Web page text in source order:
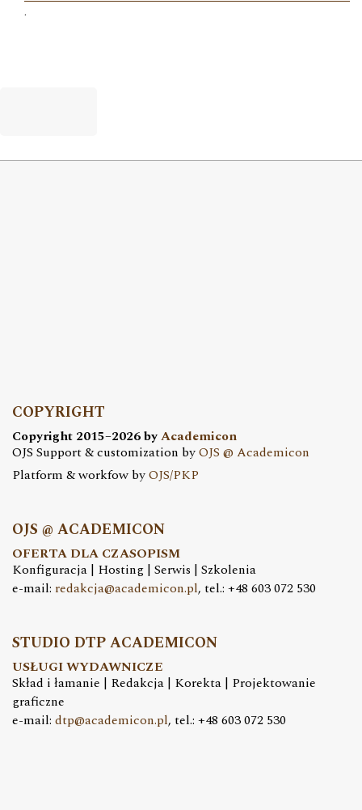
.
COPYRIGHT
Copyright 2015–2026 byAcademicon
OJS Support & customization byOJS @ Academicon
Platform & workfow byOJS/PKP
OJS @ ACADEMICON
OFERTA DLA CZASOPISM
Konfiguracja | Hosting | Serwis | Szkolenia
e-mail: redakcja@academicon.pl, tel.: +48 603 072 530
STUDIO DTP ACADEMICON
USŁUGI WYDAWNICZE
Skład i łamanie | Redakcja | Korekta | Projektowanie
graficzne
e-mail: dtp@academicon.pl, tel.: +48 603 072 530